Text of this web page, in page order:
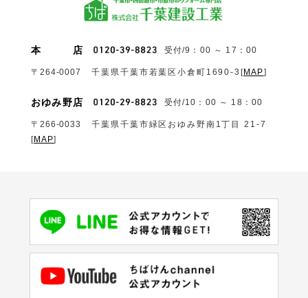
本 店 受付/9：00 ～ 17：00
〒264-0007 千葉県千葉市若葉区小倉町1690‐3 [MAP]
おゆみ野店 受付/10：00 ～ 18：00
〒266-0033
千葉県千葉市緑区おゆみ野南1丁目 21-7
[MAP]